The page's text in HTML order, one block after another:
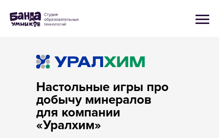
Настольные игры про
добычу минералов
для компании
«Уралхим»